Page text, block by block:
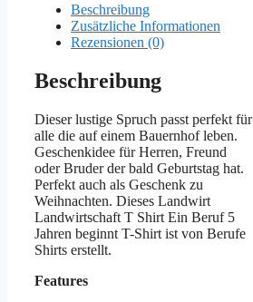
Beschreibung
Zusätzliche Informationen
Rezensionen (0)
Beschreibung
Dieser lustige Spruch passt perfekt für
alle die auf einem Bauernhof leben.
Geschenkidee für Herren, Freund
oder Bruder der bald Geburtstag hat.
Perfekt auch als Geschenk zu
Weihnachten. Dieses Landwirt
Landwirtschaft T Shirt Ein Beruf 5
Jahren beginnt T-Shirt ist von Berufe
Shirts erstellt.
Features